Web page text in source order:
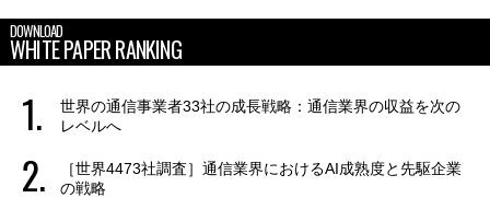
DOWNLOAD
WHITE PAPER RANKING
世界の通信事業者33社の成長戦略：通信業界の収益を次の
レベルへ
［世界4473社調査］通信業界におけるAI成熟度と先駆企業
の戦略